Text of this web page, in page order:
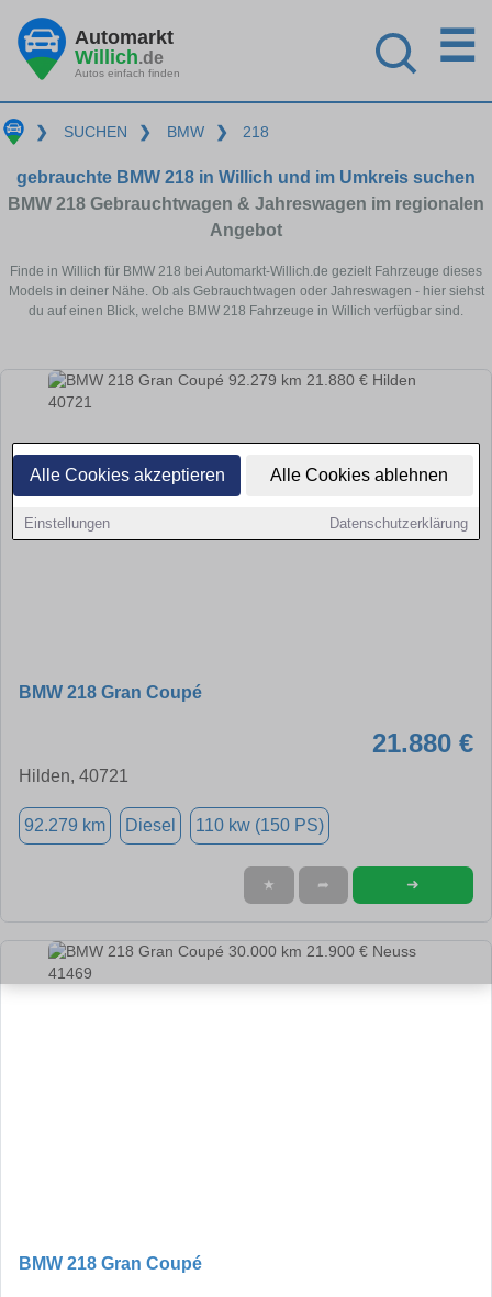
Alle Cookies akzeptieren Alle Cookies ablehnen
Einstellungen Datenschutzerklärung
Automarkt
Willich.de
Autos einfach finden
☰
❯ SUCHEN ❯ BMW ❯ 218
gebrauchte BMW 218 in Willich und im Umkreis suchen
BMW 218 Gebrauchtwagen & Jahreswagen im regionalen
Angebot
Finde in Willich für BMW 218 bei Automarkt-Willich.de gezielt Fahrzeuge dieses
Models in deiner Nähe. Ob als Gebrauchtwagen oder Jahreswagen - hier siehst
du auf einen Blick, welche BMW 218 Fahrzeuge in Willich verfügbar sind.
BMW 218 Gran Coupé
21.880 €
Hilden, 40721
92.279 km Diesel 110 kw (150 PS)
★ ➦ ➜
BMW 218 Gran Coupé